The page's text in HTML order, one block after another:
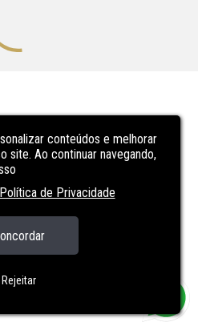
conteúdos e melhorar
site. Ao continuar navegando,
Política de Privacidade
Rejeitar